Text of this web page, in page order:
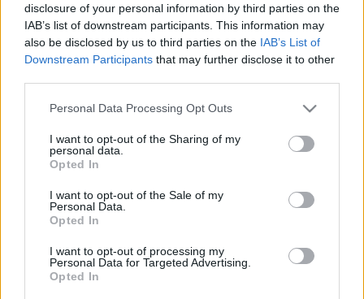
disclosure of your personal information by third parties on the
IAB’s list of downstream participants. This information may
also be disclosed by us to third parties on the IAB’s List of
Downstream Participants that may further disclose it to other
Please note that this website/app uses one or more Google
not limited to your visit or usage behaviour. You may click to
grant or deny consent to Google and its third-party tags to
use your data for below specified purposes in below Google
consent section.
Personal Data Processing Opt Outs
I want to opt-out of the Sharing of my
personal data.
Opted In
I want to opt-out of the Sale of my
Personal Data.
Opted In
I want to opt-out of processing my
Personal Data for Targeted Advertising.
Opted In
Az élőzenei szektor, ha magához is tér jövőre, nehezen
belátható, milyen sebességgel lesz képes újraépíteni magát,
mennyire fognak az emberek elkezdeni koncertre járni" −
mondta a Music Hungary Szövetség elnöke.
A konferencia második napján a résztvevők online
videóbeszélgetésen hallgatták meg a Music Estonia, az észt
kormányzati mentőcsomagról.
Ezt követően aFesztiválok a Covid idején
címmel tartottak
panelt a Sziget fesztivál főszervezője, Kádár Tamás és a